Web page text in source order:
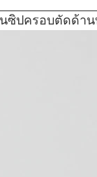
ซิปครอบตัดด้า